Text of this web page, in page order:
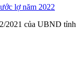
lợ năm 2022
2021 của UBND tỉnh